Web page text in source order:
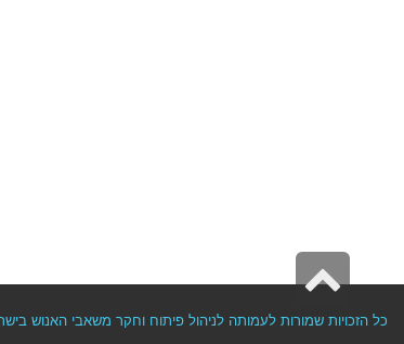
כל הזכויות שמורות לעמותה לניהול פיתוח וחקר משאבי האנוש
גלילה לראש העמוד